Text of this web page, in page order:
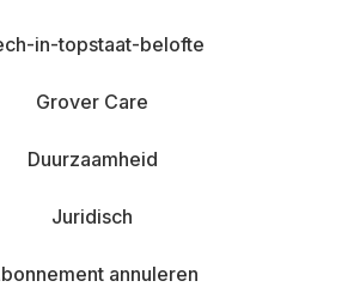
in-topstaat-belofte
Grover Care
Duurzaamheid
Juridisch
annuleren